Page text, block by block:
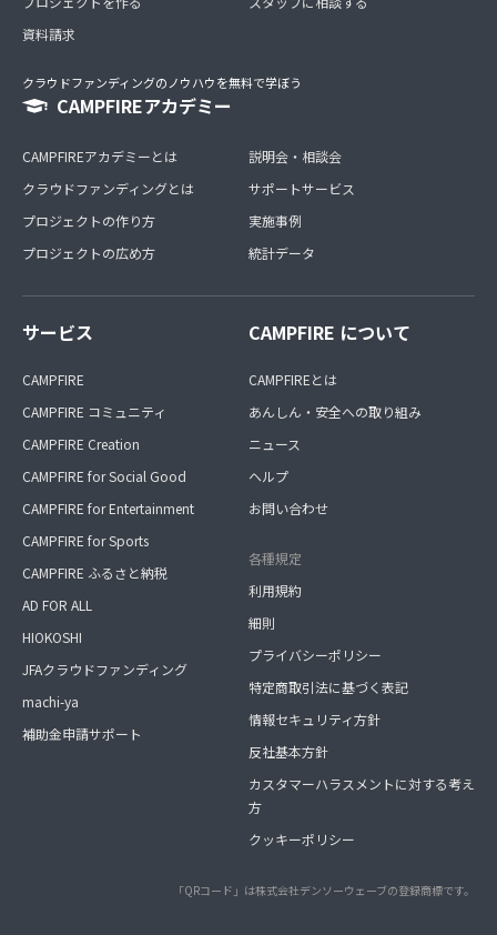
資料請求
クラウドファンディングのノウハウを無料で学ぼう
CAMPFIREアカデミー
CAMPFIREアカデミーとは
クラウドファンディングとは
プロジェクトの作り方
プロジェクトの広め方
説明会・相談会
サポートサービス
実施事例
統計データ
サービス
CAMPFIRE
CAMPFIRE コミュニティ
CAMPFIRE Creation
CAMPFIRE for Social Good
CAMPFIRE for Entertainment
CAMPFIRE for Sports
CAMPFIRE ふるさと納税
AD FOR ALL
HIOKOSHI
JFAクラウドファンディング
machi-ya
補助金申請サポート
CAMPFIRE について
CAMPFIREとは
あんしん・安全への取り組み
ニュース
ヘルプ
お問い合わせ
各種規定
利用規約
細則
プライバシーポリシー
特定商取引法に基づく表記
情報セキュリティ方針
反社基本方針
カスタマーハラスメントに対する考え
方
クッキーポリシー
「QRコード」は株式会社デンソーウェーブの登録商標です。